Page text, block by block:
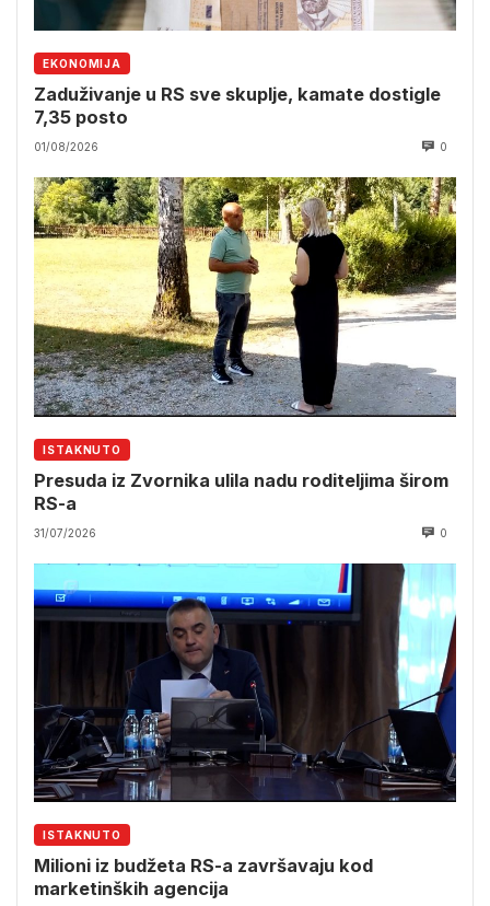
EKONOMIJA
Zaduživanje u RS sve skuplje, kamate dostigle
7,35 posto
01/08/2026 0
ISTAKNUTO
Presuda iz Zvornika ulila nadu roditeljima širom
RS-a
31/07/2026 0
ISTAKNUTO
Milioni iz budžeta RS-a završavaju kod
marketinških agencija